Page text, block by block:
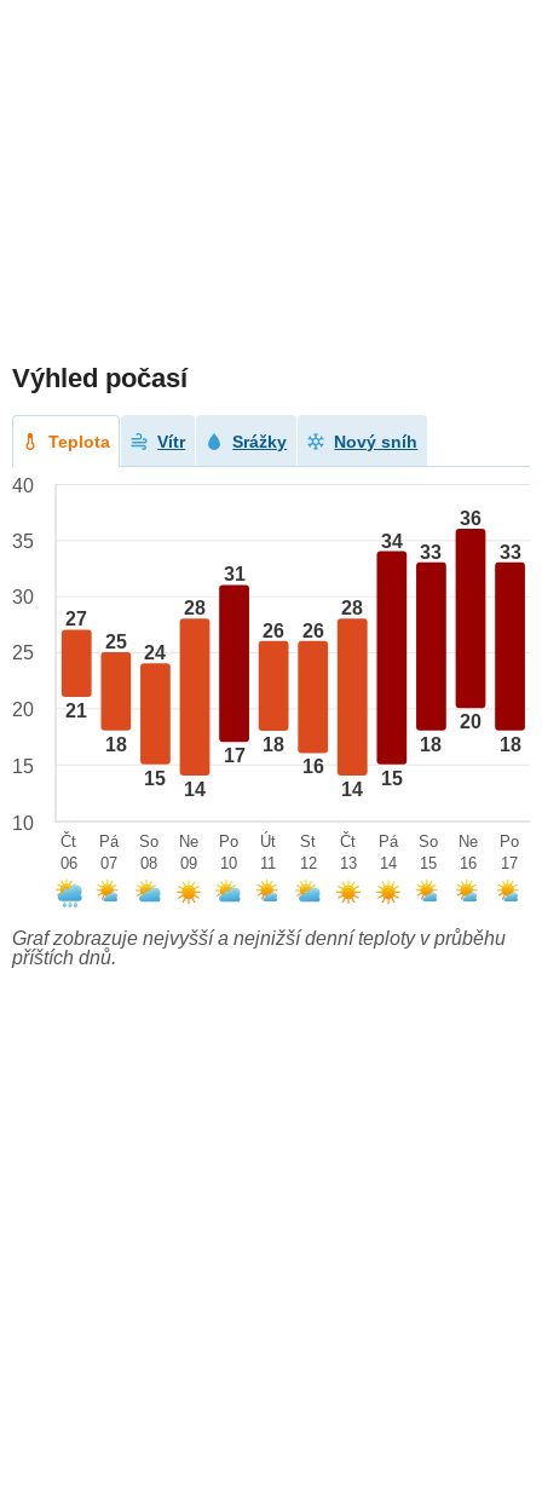
Výhled počasí
Teplota Vítr Srážky Nový sníh
27
21
25
18
24
15
28
14
31
17
26
18
26
16
28
14
34
15
33
18
36
20
33
18
40
35
30
25
20
15
10
Čt
06
Pá
07
So
08
Ne
09
Po
10
Út
11
St
12
Čt
13
Pá
14
So
15
Ne
16
Po
17
Graf zobrazuje nejvyšší a nejnižší denní teploty v průběhu
příštích dnů.